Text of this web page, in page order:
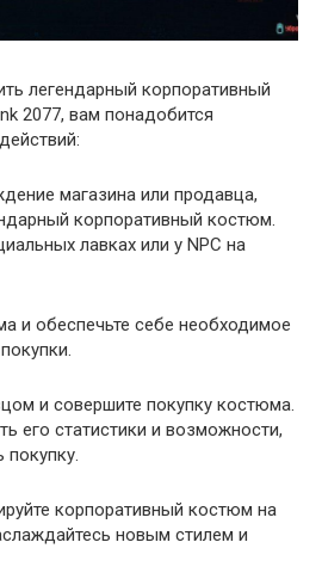
легендарный корпоративный
2077, вам понадобится
магазина или продавца,
корпоративный костюм.
лавках или у NPC на
и обеспечьте себе необходимое
и совершите покупку костюма.
его статистики и возможности,
корпоративный костюм на
новым стилем и